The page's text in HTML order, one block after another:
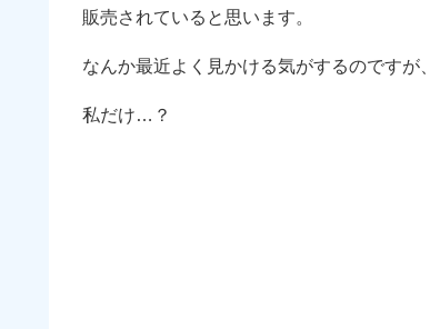
販売されていると思います。
なんか最近よく見かける気がするのですが、
私だけ…？